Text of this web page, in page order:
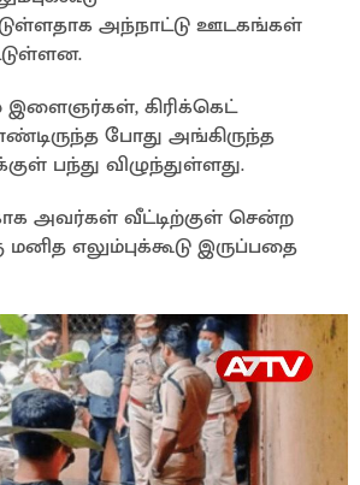
Li
n
k
e
அந்நாட்டு ஊடகங்கள்
இளைஞர்கள், கிரிக்கெட்
போது அங்கிருந்த
பந்து விழுந்துள்ளது.
அவர்கள் வீட்டிற்குள் சென்ற
எலும்புக்கூடு இருப்பதை